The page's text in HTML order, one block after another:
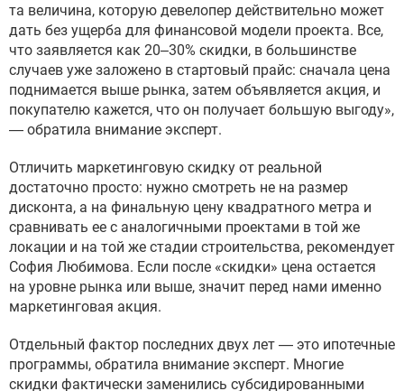
та величина, которую девелопер действительно может
дать без ущерба для финансовой модели проекта. Все,
что заявляется как 20–30% скидки, в большинстве
случаев уже заложено в стартовый прайс: сначала цена
поднимается выше рынка, затем объявляется акция, и
покупателю кажется, что он получает большую выгоду»,
— обратила внимание эксперт.
Отличить маркетинговую скидку от реальной
достаточно просто: нужно смотреть не на размер
дисконта, а на финальную цену квадратного метра и
сравнивать ее с аналогичными проектами в той же
локации и на той же стадии строительства, рекомендует
София Любимова. Если после «скидки» цена остается
на уровне рынка или выше, значит перед нами именно
маркетинговая акция.
Отдельный фактор последних двух лет — это ипотечные
программы, обратила внимание эксперт. Многие
скидки фактически заменились субсидированными